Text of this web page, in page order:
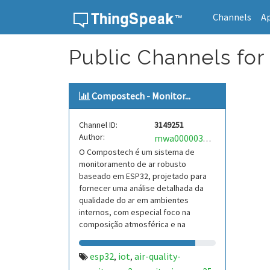
Channels
Public Channels
Compostech - Monitor...
Channel ID:
3149251
Author:
mwa0000039510080
O Compostech é um sistema de
monitoramento de ar robusto
baseado em ESP32, projetado para
fornecer uma análise detalhada da
qualidade do ar em ambientes
internos, com especial foco na
composição atmosférica e na
esp32, iot, air-quality-